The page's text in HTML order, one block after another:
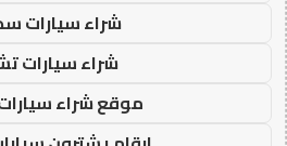
شراء سيارات
شراء سيارات
موقع شراء